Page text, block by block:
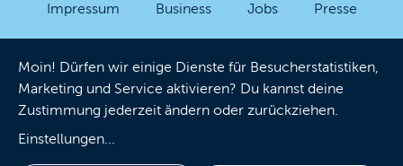
Impressum Business Jobs Presse
Barrierefreiheit Cookies
Moin! Dürfen wir einige Dienste für Besucherstatistiken,
Marketing und Service aktivieren? Du kannst deine
Zustimmung jederzeit ändern oder zurückziehen.
Einstellungen